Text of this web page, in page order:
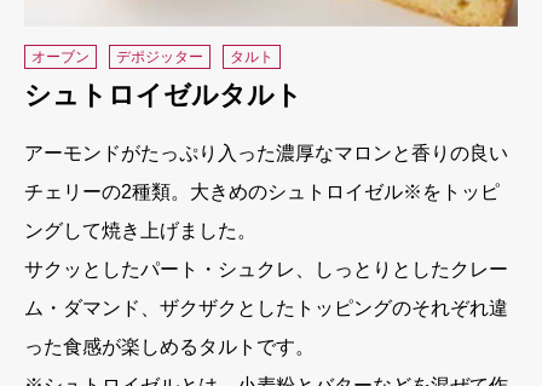
オーブン デポジッター タルト
シュトロイゼルタルト
アーモンドがたっぷり入った濃厚なマロンと香りの良い
チェリーの2種類。大きめのシュトロイゼル※をトッピ
ングして焼き上げました。
サクッとしたパート・シュクレ、しっとりとしたクレー
ム・ダマンド、ザクザクとしたトッピングのそれぞれ違
った食感が楽しめるタルトです。